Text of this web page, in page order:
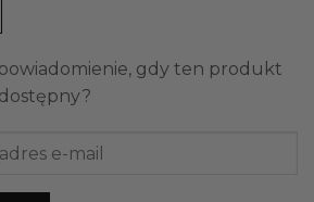
gdy ten produkt